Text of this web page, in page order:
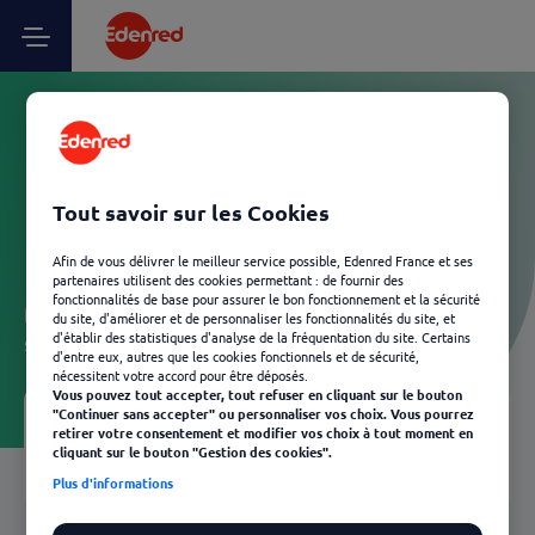
Vos questions Partenaire
marchand Ticket Service -
Nous contacter
Laissez-vous guider et découvrez, en quelques clics, les
solutions Edenred les plus adaptées à votre besoin.
03 Votre FAQ
Tout savoir sur les Cookies
Afin de vous délivrer le meilleur service possible, Edenred France et ses
partenaires utilisent des cookies permettant : de fournir des
fonctionnalités de base pour assurer le bon fonctionnement et la sécurité
du site, d'améliorer et de personnaliser les fonctionnalités du site, et
d'établir des statistiques d'analyse de la fréquentation du site. Certains
d'entre eux, autres que les cookies fonctionnels et de sécurité,
nécessitent votre accord pour être déposés.
Vous pouvez tout accepter, tout refuser en cliquant sur le bouton
"Continuer sans accepter" ou personnaliser vos choix. Vous pourrez
retirer votre consentement et modifier vos choix à tout moment en
cliquant sur le bouton "Gestion des cookies".
Plus d'informations